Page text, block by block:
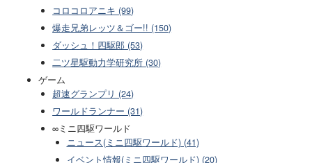
コロコロアニキ (99)
爆走兄弟レッツ＆ゴー!! (150)
ダッシュ！四駆郎 (53)
二ツ星駆動力学研究所 (30)
ゲーム
超速グランプリ (24)
ワールドランナー (31)
∞ミニ四駆ワールド
ニュース(ミニ四駆ワールド) (41)
イベント情報(ミニ四駆ワールド) (20)